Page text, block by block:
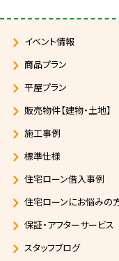
イベント情報
商品プラン
平屋プラン
販売物件【建物・土地】
施工事例
標準仕様
住宅ローン借入事例
住宅ローンにお悩みの
保証・アフターサービス
スタッフブログ